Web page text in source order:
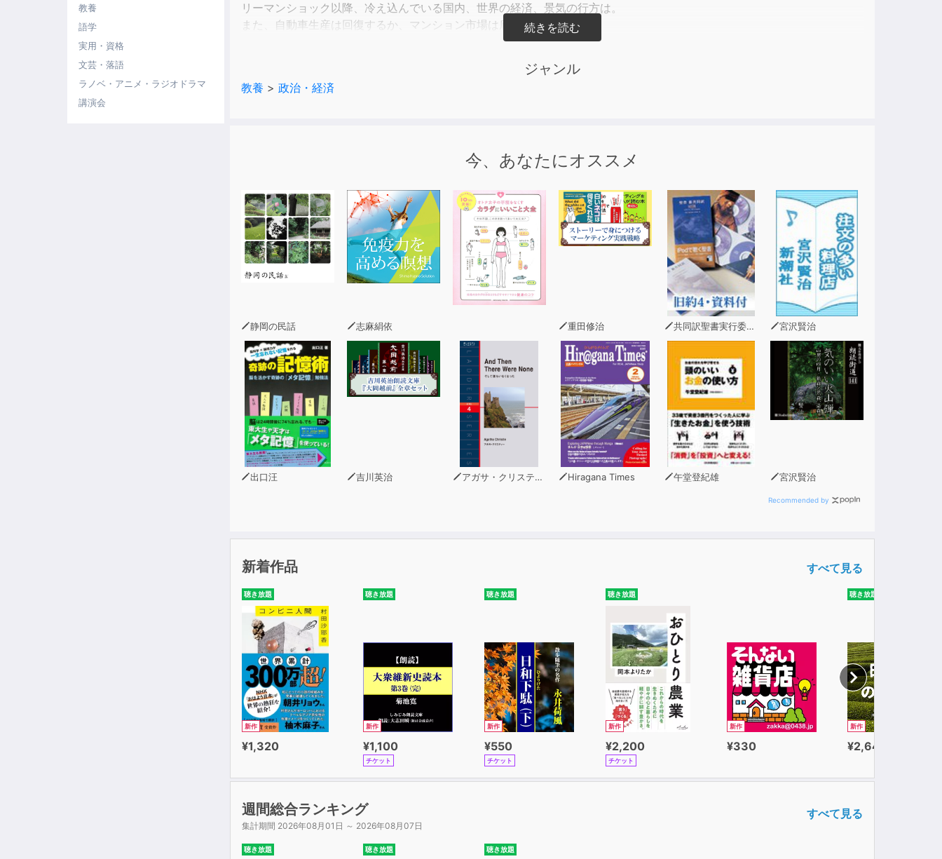
教養
語学
実用・資格
文芸・落語
ラノベ・アニメ・ラジオドラマ
講演会
リーマンショック以降、冷え込んでいる国内、世界の経済、景気の行方は。
また、自動車生産は回復するか、マンション市場は底打つかなど、
気になる産業面のテーマや、エンターテイメントの注目点も収録。
ジャンル
教養 > 政治・経済
今、あなたにオススメ
静岡の民話 志麻絹依 重田修治 共同訳聖書実行委員会 宮沢賢治
出口汪 吉川英治 アガサ・クリスティー Hiragana Times 午堂登紀雄 宮沢賢治
Recommended by
新着作品 すべて見る
聴き放題
新作
¥1,320
聴き放題
新作
¥1,100
チケット
聴き放題
新作
¥550
チケット
聴き放題
新作
¥2,200
チケット
新作
¥330
聴き放題
新作
¥2,640
週間総合ランキング
集計期間 2026年08月01日 ～ 2026年08月07日
すべて見る
聴き放題 聴き放題 聴き放題